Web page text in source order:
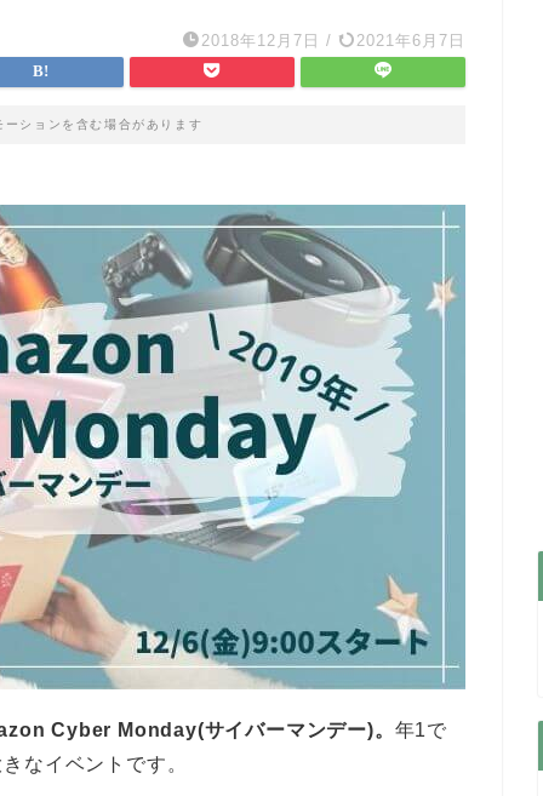
2018年12月7日 / 2021年6月7日
ーションを含む場合があります
Cyber Monday(サイバーマンデー)。 年1で
なイベントです。